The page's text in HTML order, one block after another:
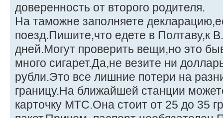
доверенность от второго родителя.
На таможне заполняете
поезд.Пишите,что едете в Полтаву,к
дней.Могут проверить вещи,но это
много сигарет.Да,не везите ни
рубли.Это все лишние потери на
границу.На ближайшей станции
карточку МТС.Она стоит от 25 до 35